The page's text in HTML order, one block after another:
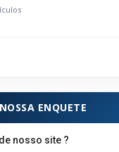
ENQUETE
nosso site ?